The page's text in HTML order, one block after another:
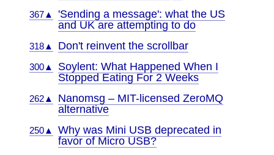
367▲
'Sending a message': what the US
and UK are attempting to do
318▲ Don't reinvent the scrollbar
300▲
Soylent: What Happened When I
Stopped Eating For 2 Weeks
262▲
Nanomsg – MIT-licensed ZeroMQ
alternative
250▲
Why was Mini USB deprecated in
favor of Micro USB?